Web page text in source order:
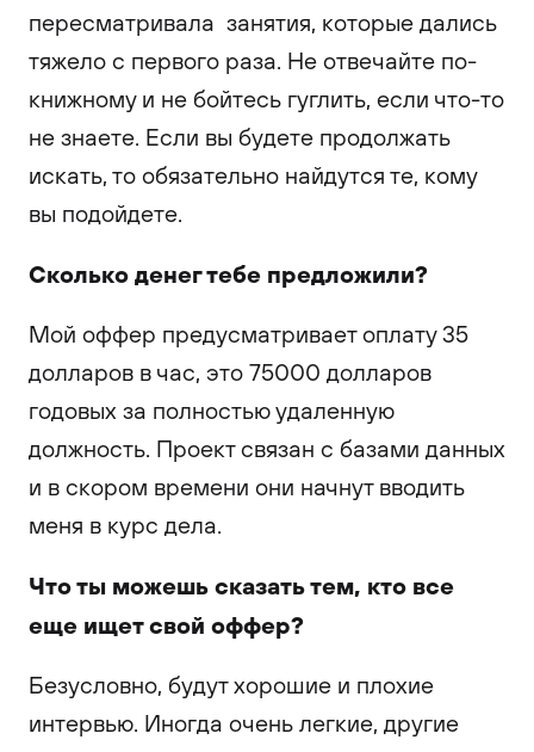
пересматривала занятия, которые дались
тяжело с первого раза. Не отвечайте по-
книжному и не бойтесь гуглить, если что-то
не знаете. Если вы будете продолжать
искать, то обязательно найдутся те, кому
вы подойдете.
Сколько денег тебе предложили?
Мой оффер предусматривает оплату 35
долларов в час, это 75000 долларов
годовых за полностью удаленную
должность. Проект связан с базами данных
и в скором времени они начнут вводить
меня в курс дела.
Что ты можешь сказать тем, кто все
еще ищет свой оффер?
Безусловно, будут хорошие и плохие
интервью. Иногда очень легкие, другие